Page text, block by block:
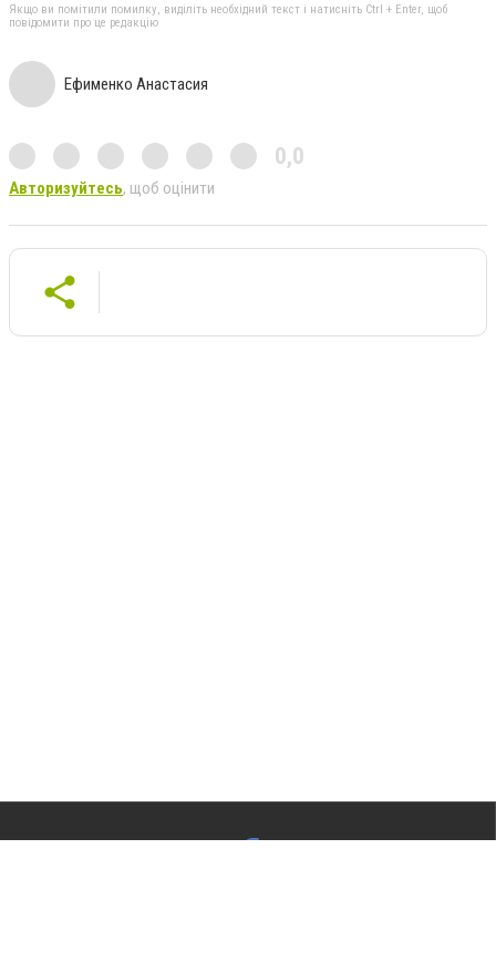
Якщо ви помітили помилку, виділіть необхідний текст і натисніть Ctrl + Enter, щоб
повідомити про це редакцію
Ефименко Анастасия
0,0
Авторизуйтесь, щоб оцінити